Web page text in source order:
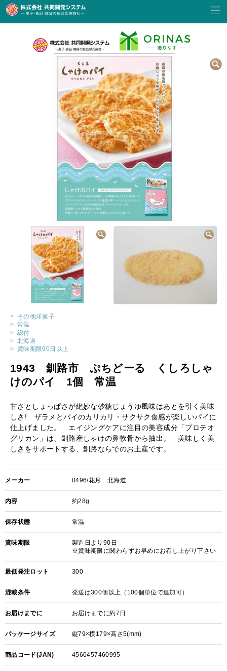
> その他洋菓子
> 常温
> 総付
> 北海道
> 賞味期限90日以上
1943 釧路市 ぷちどーる くしろしゃ
けのパイ 1個 常温
甘さとしょっぱさが絶妙な砂糖じょうゆ風味はあとを引く美味
しさ! ザラメとパイのカリカリ・サクサク食感が楽しいパイに
仕上げました。 エイジングケアに注目の美容成分「プロテオ
グリカン」は、釧路産しゃけの鼻軟骨から抽出。 美味しく美
しさをサポートする、釧路ならでのお土産です。
メーカー 0496/花月 北海道
内容 約28g
保存状態 常温
賞味期限
製造日より90日
※賞味期限に関わらずお早めにお召し上がり下さい
最低発注ロット 300
混載条件 発送は300個以上（100個単位で追加可）
お届けまでに お届けまでに約7日
パッケージサイズ 縦79×横179×高さ5(mm)
商品コード(JAN) 4560457460995